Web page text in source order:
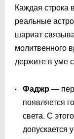
Каждая строка
реальные
шариат
молитвенного
держите в уме
Фаджр —
появляется
света. С
допускается